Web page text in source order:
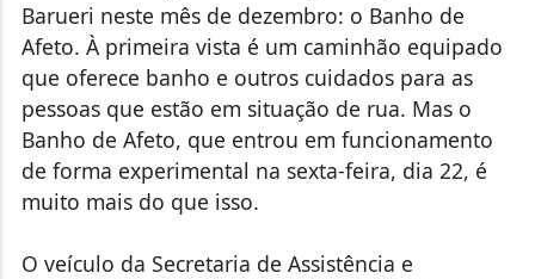
Barueri neste mês de dezembro: o Banho de
Afeto. À primeira vista é um caminhão equipado
que oferece banho e outros cuidados para as
pessoas que estão em situação de rua. Mas o
Banho de Afeto, que entrou em funcionamento
de forma experimental na sexta-feira, dia 22, é
muito mais do que isso.
O veículo da Secretaria de Assistência e